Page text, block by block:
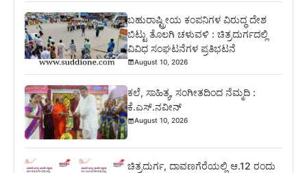
ಬಹುರಾಷ್ಟ್ರೀಯ ಕಂಪನಿಗಳ ವಿರುದ್ಧ ದೇಶ
ಬಿಟ್ಟು ತೊಲಗಿ ಚಳುವಳಿ : ಚಿತ್ರದುರ್ಗದಲ್ಲಿ
ವಿವಿಧ ಸಂಘಟನೆಗಳ ಪ್ರತಿಭಟನೆ
August 10, 2026
ಕಲೆ, ಸಾಹಿತ್ಯ, ಸಂಗೀತದಿಂದ ನೆಮ್ಮದಿ :
ಕೆ.ಎಸ್.ನವೀನ್
August 10, 2026
ಚಿತ್ರದುರ್ಗ, ದಾವಣಗೆರೆಯಲ್ಲಿ ಆ.12 ರಂದು